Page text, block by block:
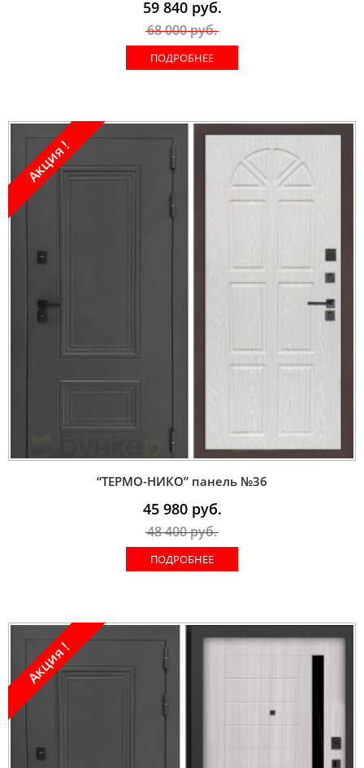
59 840руб.
68 000руб.
ПОДРОБНЕЕ
Акция !
“ТЕРМО-НИКО” панель №36
45 980руб.
48 400руб.
ПОДРОБНЕЕ
Акция !